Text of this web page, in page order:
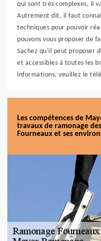
qui sont très complexes, il
Autrement dit, il faut
techniques pour pouvoir
pouvons vous proposer de
Sachez qu'il peut proposer
et accessibles à toutes les
informations, veuillez le
Les compétences de
travaux de ramonage
Fourneaux et ses